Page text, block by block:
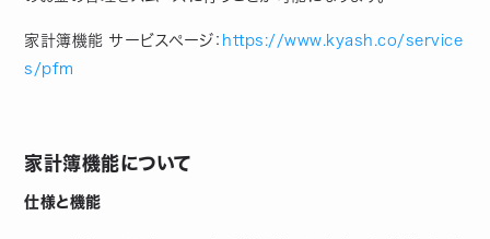
家計簿機能 サービスページ： https://www.kyash.co/service
s/pfm
家計簿機能について
仕様と機能